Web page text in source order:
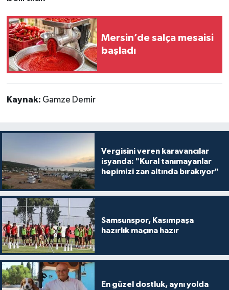
Mersin’de salça mesaisi
başladı
Kaynak: Gamze Demir
Vergisini veren karavancılar
isyanda: "Kural tanımayanlar
hepimizi zan altında bırakıyor"
Samsunspor, Kasımpaşa
hazırlık maçına hazır
En güzel dostluk, aynı yolda